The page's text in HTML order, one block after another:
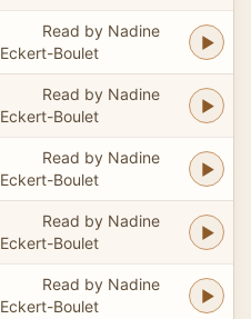
Read by Nadine
Eckert-Boulet
Read by Nadine
Eckert-Boulet
Read by Nadine
Eckert-Boulet
Read by Nadine
Eckert-Boulet
Read by Nadine
Eckert-Boulet